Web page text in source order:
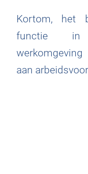
Kortom, het
functie in
aan